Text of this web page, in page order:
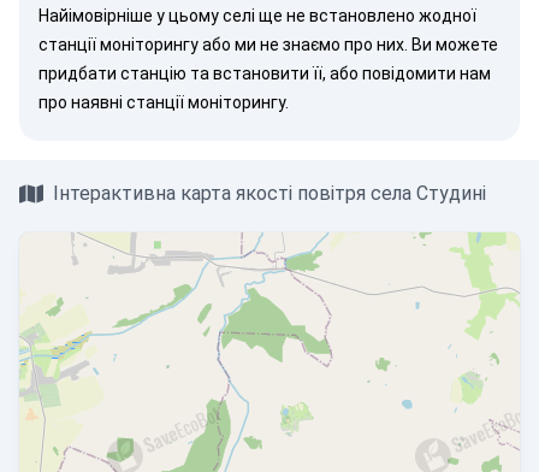
Найімовірніше у цьому селі ще не встановлено жодної
станції моніторингу або ми не знаємо про них. Ви можете
придбати станцію та встановити її, або повідомити нам
про наявні станції моніторингу.
Інтерактивна карта якості повітря села Студині